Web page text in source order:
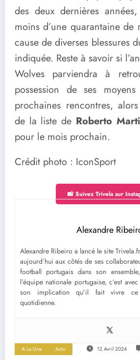
des deux dernières
moins d’une quarantaine de
cause de diverses blessures
indiquée. Reste à savoir si
Wolves parviendra à
possession de ses
prochaines rencontres,
de la liste de Roberto
pour le mois prochain.
Crédit photo : IconSport
📸 Suivez Trivela sur
Alexandre
Alexandre Ribeiro a lancé le site
aujourd’hui aux côtés de ses
football portugais dans son
l’équipe nationale portugaise, c’est
son implication qu’il fait vivre
quotidienne.
A La Une Actu 12 Avril 2024